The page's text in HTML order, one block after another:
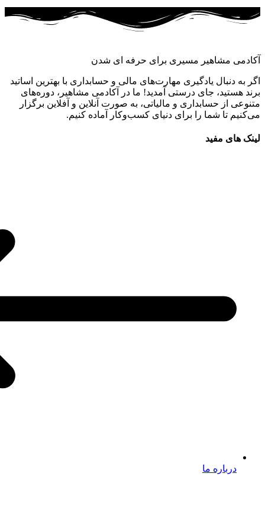
آکادمی مشاهیر مسیری برای حرفه ای شدن
اگر به دنبال یادگیری مهارت‌های مالی و حسابداری با بهترین اساتید
برند هستید، جای درستی آمدید! ما در آکادمی مشاهیر، دوره‌های
متنوعی از حسابداری و مالیاتی، به صورت آنلاین و آفلاین برگزار
می‌کنیم تا شما را برای دنیای کسب‌وکار آماده کنیم.
لینک های مفید
درباره ما